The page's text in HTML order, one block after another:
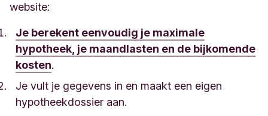
website:
Je berekent eenvoudig je maximale
hypotheek, je maandlasten en de bijkomende
kosten.
Je vult je gegevens in en maakt een eigen
hypotheekdossier aan.